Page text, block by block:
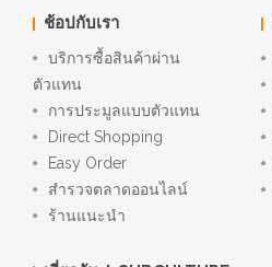
ช้อปกับเรา
บริการซื้อสินค้าผ่าน
ตัวแทน
การประมูลแบบตัวแทน
Direct Shopping
Easy Order
สำรวจตลาดออนไลน์
ร้านแนะนำ